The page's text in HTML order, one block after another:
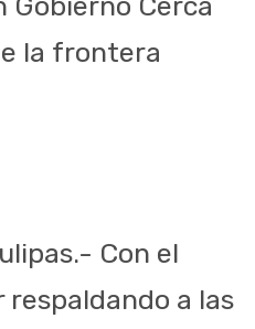
Gobierno Cerca
la frontera
Con el
a las